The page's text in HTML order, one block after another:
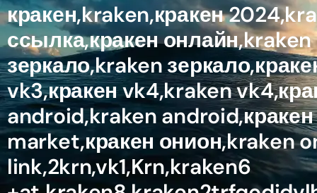
кракен,kraken,кракен
ссылка,кракен
зеркало,kraken
vk3,кракен vk4,kraken
android,kraken
market,кракен онион,kraken
link,2krn,vk1,Krn,kraken6